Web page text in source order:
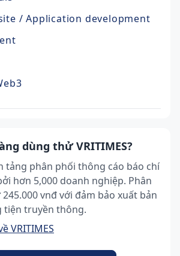
/ Application development
dùng thử VRITIMES?
tảng phân phối thông cáo báo chí
hơn 5,000 doanh nghiệp. Phân
vnđ với đảm bảo xuất bản
tiện truyền thông.
VRITIMES